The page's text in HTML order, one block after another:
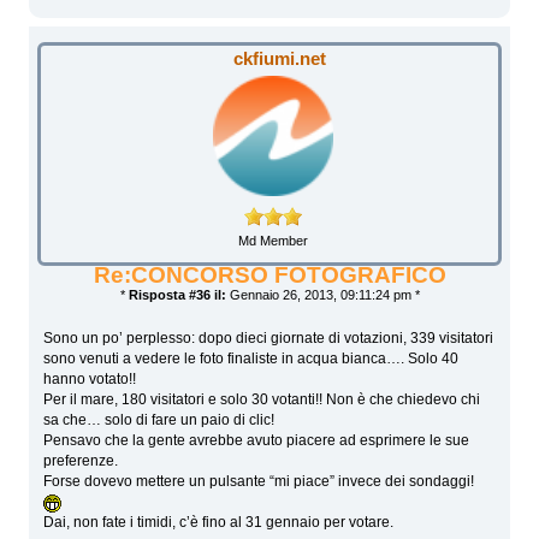
ckfiumi.net
Md Member
Re:CONCORSO FOTOGRAFICO
* Risposta #36 il: Gennaio 26, 2013, 09:11:24 pm *
Sono un po’ perplesso: dopo dieci giornate di votazioni, 339 visitatori
sono venuti a vedere le foto finaliste in acqua bianca…. Solo 40
hanno votato!!
Per il mare, 180 visitatori e solo 30 votanti!! Non è che chiedevo chi
sa che… solo di fare un paio di clic!
Pensavo che la gente avrebbe avuto piacere ad esprimere le sue
preferenze.
Forse dovevo mettere un pulsante “mi piace” invece dei sondaggi!
Dai, non fate i timidi, c’è fino al 31 gennaio per votare.